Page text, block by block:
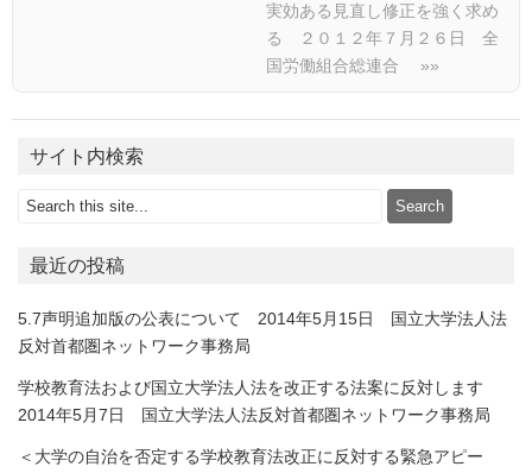
実効ある見直し修正を強く求め
る ２０１２年７月２６日 全
国労働組合総連合 »»
サイト内検索
最近の投稿
5.7声明追加版の公表について 2014年5月15日 国立大学法人法
反対首都圏ネットワーク事務局
学校教育法および国立大学法人法を改正する法案に反対します
2014年5月7日 国立大学法人法反対首都圏ネットワーク事務局
＜大学の自治を否定する学校教育法改正に反対する緊急アピー